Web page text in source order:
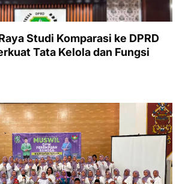
Studi Komparasi ke DPRD
Tata Kelola dan Fungsi